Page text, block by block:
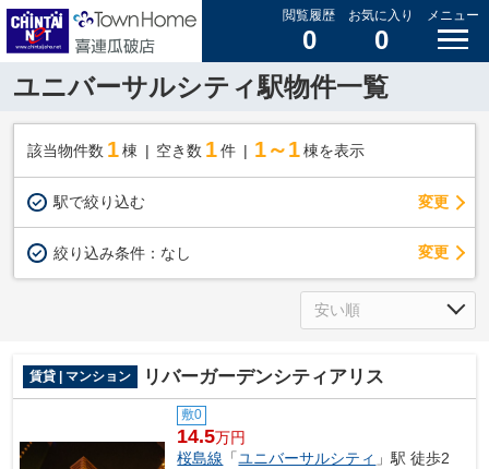
閲覧履歴
0
お気に入り
0
メニュー
ユニバーサルシティ駅物件一覧
該当物件数 1棟 空き数 1 件 1～1 棟を表示
駅で絞り込む 変更
絞り込み条件： なし 変更
賃貸 | マンション リバーガーデンシティアリス
敷0
14.5万円
桜島線 「ユニバーサルシティ 」駅 徒歩2